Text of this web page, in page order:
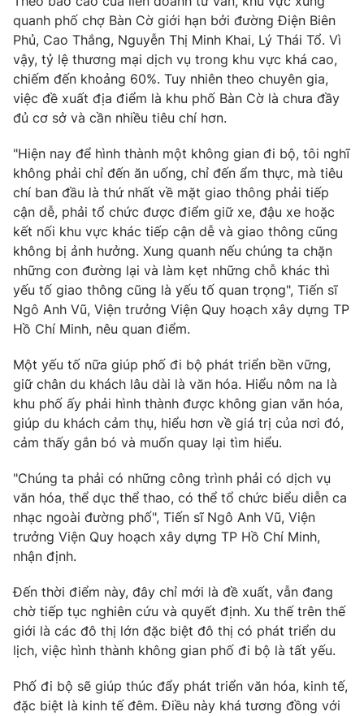
quanh phố chợ Bàn Cờ giới hạn bởi đường Điện Biên
Phủ, Cao Thắng, Nguyễn Thị Minh Khai, Lý Thái Tổ. Vì
vậy, tỷ lệ thương mại dịch vụ trong khu vực khá cao,
chiếm đến khoảng 60%. Tuy nhiên theo chuyên gia,
việc đề xuất địa điểm là khu phố Bàn Cờ là chưa đầy
đủ cơ sở và cần nhiều tiêu chí hơn.
"Hiện nay để hình thành một không gian đi bộ, tôi nghĩ
không phải chỉ đến ăn uống, chỉ đến ẩm thực, mà tiêu
chí ban đầu là thứ nhất về mặt giao thông phải tiếp
cận dễ, phải tổ chức được điểm giữ xe, đậu xe hoặc
kết nối khu vực khác tiếp cận dễ và giao thông cũng
không bị ảnh hưởng. Xung quanh nếu chúng ta chặn
những con đường lại và làm kẹt những chỗ khác thì
yếu tố giao thông cũng là yếu tố quan trọng", Tiến sĩ
Ngô Anh Vũ, Viện trưởng Viện Quy hoạch xây dựng TP
Hồ Chí Minh, nêu quan điểm.
Một yếu tố nữa giúp phố đi bộ phát triển bền vững,
giữ chân du khách lâu dài là văn hóa. Hiểu nôm na là
khu phố ấy phải hình thành được không gian văn hóa,
giúp du khách cảm thụ, hiểu hơn về giá trị của nơi đó,
cảm thấy gắn bó và muốn quay lại tìm hiểu.
"Chúng ta phải có những công trình phải có dịch vụ
văn hóa, thể dục thể thao, có thể tổ chức biểu diễn ca
nhạc ngoài đường phố", Tiến sĩ Ngô Anh Vũ, Viện
trưởng Viện Quy hoạch xây dựng TP Hồ Chí Minh,
nhận định.
Đến thời điểm này, đây chỉ mới là đề xuất, vẫn đang
chờ tiếp tục nghiên cứu và quyết định. Xu thế trên thế
giới là các đô thị lớn đặc biệt đô thị có phát triển du
lịch, việc hình thành không gian phố đi bộ là tất yếu.
Phố đi bộ sẽ giúp thúc đẩy phát triển văn hóa, kinh tế,
đặc biệt là kinh tế đêm. Điều này khá tương đồng với